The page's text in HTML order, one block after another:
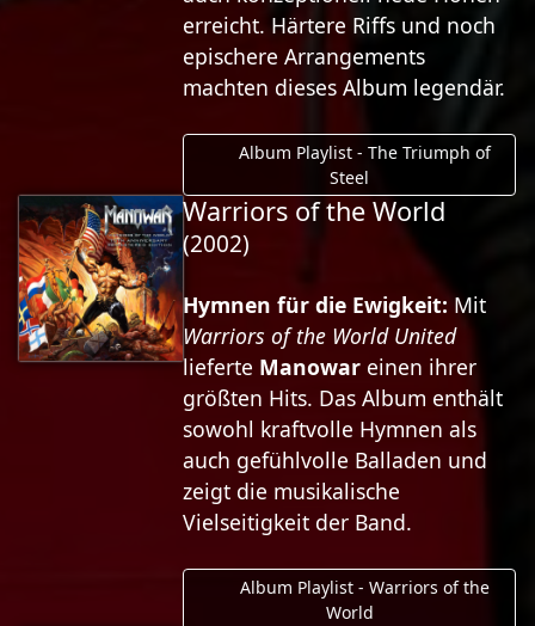
erreicht. Härtere Riffs und noch
epischere Arrangements
machten dieses Album legendär.
Album Playlist - The Triumph of
Steel
Warriors of the World
(2002)
Hymnen für die Ewigkeit: Mit
Warriors of the World United
lieferte Manowar einen ihrer
größten Hits. Das Album enthält
sowohl kraftvolle Hymnen als
auch gefühlvolle Balladen und
zeigt die musikalische
Vielseitigkeit der Band.
Album Playlist - Warriors of the
World